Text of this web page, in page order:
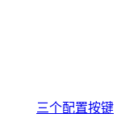
三个配置按键